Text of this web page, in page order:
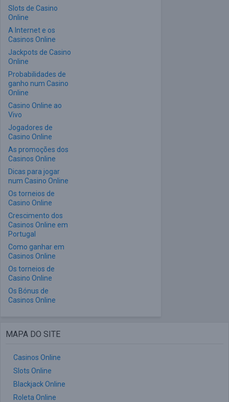
Slots de Casino
Online
A Internet e os
Casinos Online
Jackpots de Casino
Online
Probabilidades de
ganho num Casino
Online
Casino Online ao
Vivo
Jogadores de
Casino Online
As promoções dos
Casinos Online
Dicas para jogar
num Casino Online
Os torneios de
Casino Online
Crescimento dos
Casinos Online em
Portugal
Como ganhar em
Casinos Online
Os torneios de
Casino Online
Os Bónus de
Casinos Online
MAPA DO SITE
Casinos Online
Slots Online
Blackjack Online
Roleta Online